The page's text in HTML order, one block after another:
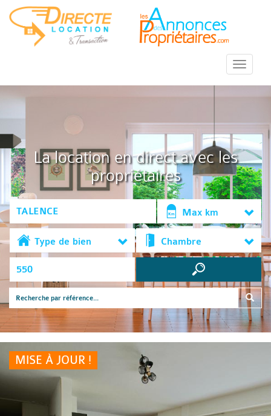
::Menu::
La location en direct avec les
propriétaires
Max km
Type de bien Chambre
MISE À JOUR !